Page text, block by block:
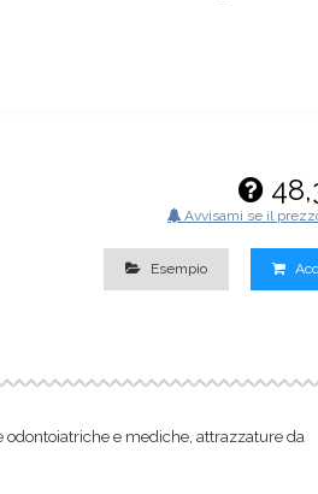
Avvisami se il
Esempio
e mediche, attrazzature da